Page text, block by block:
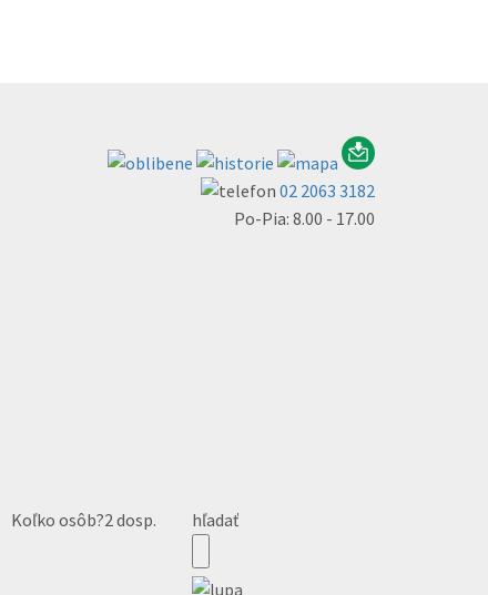
02 2063 3182
Po-Pia: 8.00 - 17.00
Koľko osôb?2 dosp. hľadať